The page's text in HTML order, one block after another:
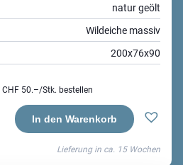
natur geölt
Wildeiche massiv
200x76x90
CHF 50.–/Stk. bestellen
In den Warenkorb
Lieferung in ca. 15 Wochen